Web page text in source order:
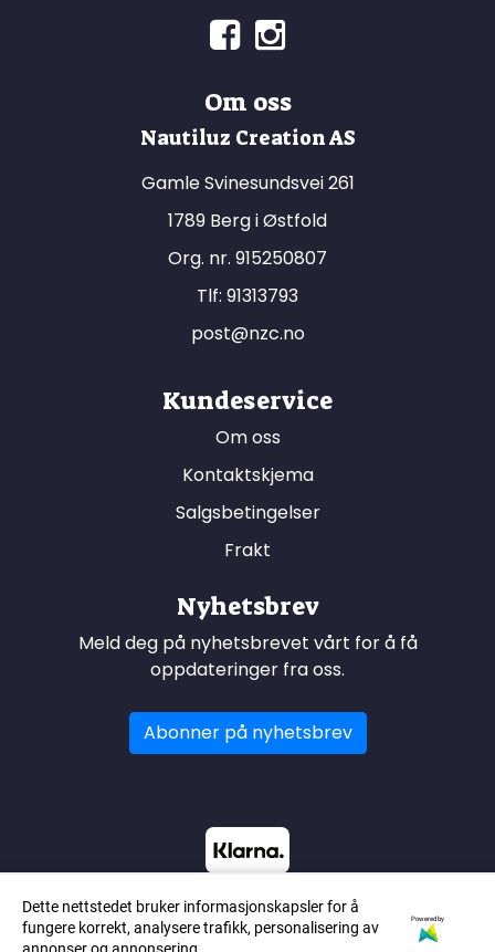
Om oss
Nautiluz Creation AS
Gamle Svinesundsvei 261
1789 Berg i Østfold
Org. nr. 915250807
Tlf: 91313793
post@nzc.no
Kundeservice
Om oss
Kontaktskjema
Salgsbetingelser
Frakt
Nyhetsbrev
Meld deg på nyhetsbrevet vårt for å få
oppdateringer fra oss.
Abonner på nyhetsbrev
Dette nettstedet bruker informasjonskapsler for å
fungere korrekt, analysere trafikk, personalisering av
Powered by